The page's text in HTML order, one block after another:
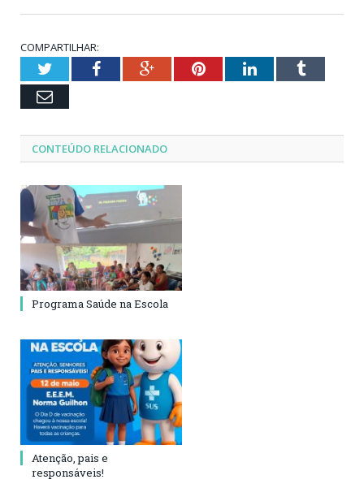
COMPARTILHAR:
TwitterFacebookGoogle+PinterestLinkedInTumblr
Email
CONTEÚDO RELACIONADO
Programa Saúde na Escola
Atenção, pais e
responsáveis!